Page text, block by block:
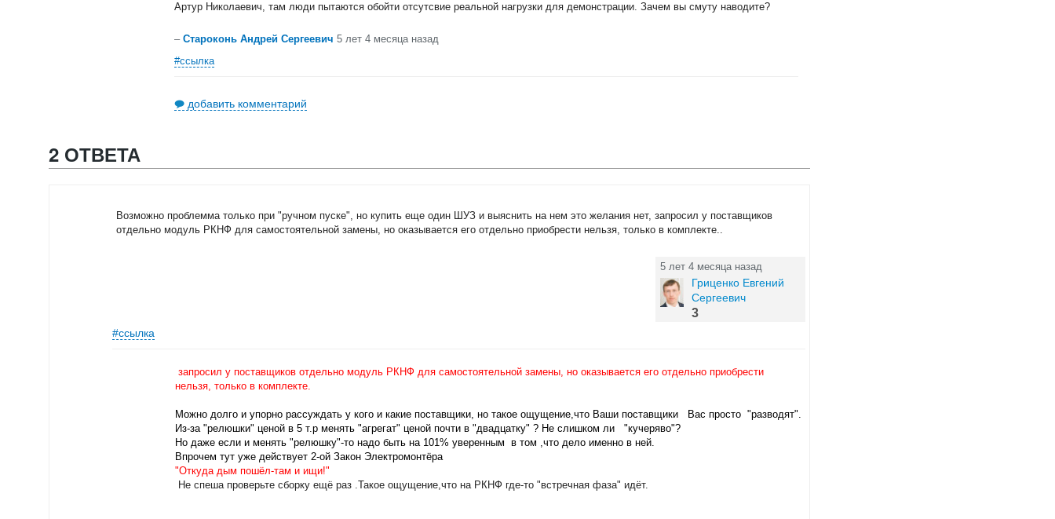
Артур Николаевич, там люди пытаются обойти отсутсвие реальной нагрузки для демонстрации. Зачем вы смуту наводите?
– Староконь Андрей Сергеевич 5 лет 4 месяца назад
#ссылка
добавить комментарий
2 ОТВЕТА
Возможно проблемма только при "ручном пуске", но купить еще один ШУЗ и выяснить на нем это желания нет, запросил у поставщиков
отдельно модуль РКНФ для самостоятельной замены, но оказывается его отдельно приобрести нельзя, только в комплекте..
5 лет 4 месяца назад
Гриценко Евгений
Сергеевич
3
#ссылка
запросил у поставщиков отдельно модуль РКНФ для самостоятельной замены, но оказывается его отдельно приобрести
нельзя, только в комплекте.
Можно долго и упорно рассуждать у кого и какие поставщики, но такое ощущение,что Ваши поставщики Вас просто "разводят".
Из-за "релюшки" ценой в 5 т.р менять "агрегат" ценой почти в "двадцатку" ? Не слишком ли "кучеряво"?
Но даже если и менять "релюшку"-то надо быть на 101% уверенным в том ,что дело именно в ней.
Впрочем тут уже действует 2-ой Закон Электромонтёра
"Откуда дым пошёл-там и ищи!"
Не спеша проверьте сборку ещё раз .Такое ощущение,что на РКНФ где-то "встречная фаза" идёт.